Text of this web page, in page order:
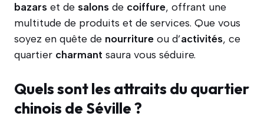
bazars et de salons de coiffure, offrant une
multitude de produits et de services. Que vous
soyez en quête de nourriture ou d’activités, ce
quartier charmant saura vous séduire.
Quels sont les attraits du quartier
chinois de Séville ?